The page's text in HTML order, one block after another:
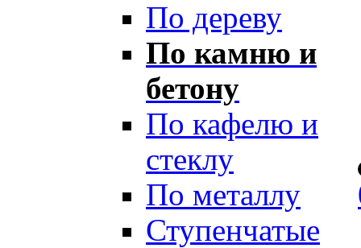
По дереву
По камню и
бетону
По кафелю и
стеклу
По металлу
Ступенчатые